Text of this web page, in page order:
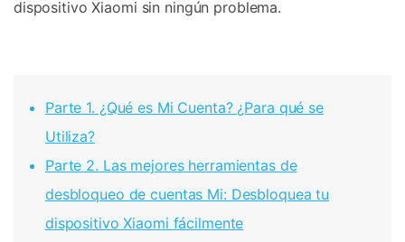
dispositivo Xiaomi sin ningún problema.
Parte 1. ¿Qué es Mi Cuenta? ¿Para qué se
Utiliza?
Parte 2. Las mejores herramientas de
desbloqueo de cuentas Mi: Desbloquea tu
dispositivo Xiaomi fácilmente